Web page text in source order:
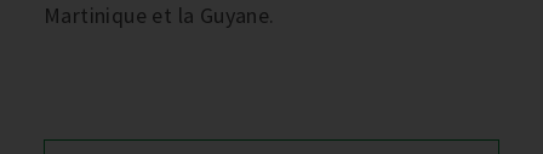
Martinique et la Guyane.